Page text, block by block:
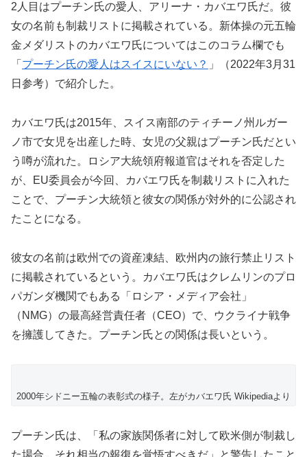
2人目はプーチン氏の愛人、アリーナ・カバエワ氏だ。彼
女の名前も制裁リストに掲載されている。新体操の元五輪
金メダリストのカバエワ氏についてはこのコラム欄でも
「 プーチン氏の愛人はスイスにいない？ 」（2022年3月31
日参考）で紹介した。
カバエワ氏は2015年、スイス南部のティチーノ州ルガー
ノ市で女児を出産した時、女児の父親はプーチン氏だとい
う噂が流れた。ロシア大統領府報道官はそれを否定した
が、EU委員会が今回、カバエワ氏を制裁リストに入れた
ことで、プーチン大統領と彼女の関係が対外的に公認され
たことになる。
彼女の名前は欧州での資産凍結、欧州内の旅行禁止リスト
に掲載されているという。カバエワ氏はクレムリンのプロ
パガンダ機関でもある「ロシア・メディア会社」
（NMG）の最高経営責任者（CEO）で、ウクライナ戦争
を擁護してきた。プーチン氏との関係は長いという。
2000年シドニー五輪の表彰式の様子。左がカバエワ氏 Wikipediaより
プーチン氏は、「私の家族関係者に対して欧米側が制裁し
た場合、それ相当の報復を覚悟すべきだ」と警告したこと